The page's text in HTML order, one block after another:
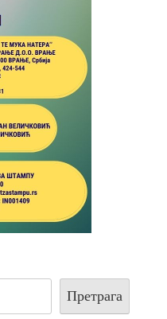
Претрага